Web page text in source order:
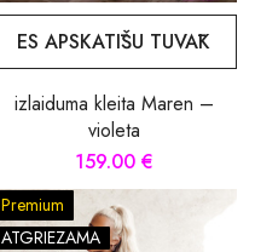
ES APSKATĪŠU TUVĀK
izlaiduma kleita Maren –
violeta
159.00 €
Premium
ATGRIEZAMA